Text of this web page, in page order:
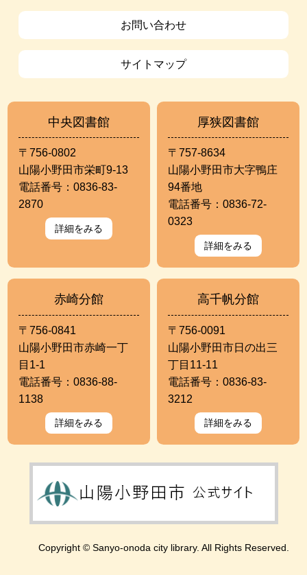
お問い合わせ
サイトマップ
中央図書館
〒756-0802
山陽小野田市栄町9-13
電話番号：0836-83-
2870
詳細をみる
厚狭図書館
〒757-8634
山陽小野田市大字鴨庄
94番地
電話番号：0836-72-
0323
詳細をみる
赤崎分館
〒756-0841
山陽小野田市赤崎一丁
目1-1
電話番号：0836-88-
1138
詳細をみる
高千帆分館
〒756-0091
山陽小野田市日の出三
丁目11-11
電話番号：0836-83-
3212
詳細をみる
Copyright © Sanyo-onoda city library. All Rights Reserved.